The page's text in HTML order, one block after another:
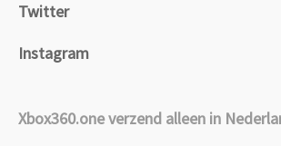
Twitter
Instagram
Xbox360.one verzend alleen in